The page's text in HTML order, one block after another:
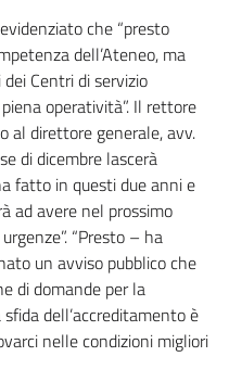
che “presto
dell’Ateneo, ma
Centri di servizio
operatività”. Il rettore
al direttore generale, avv.
di dicembre lascerà
fatto in questi due anni e
ad avere nel prossimo
“Presto – ha
un avviso pubblico che
di domande per la
dell’accreditamento è
nelle condizioni migliori